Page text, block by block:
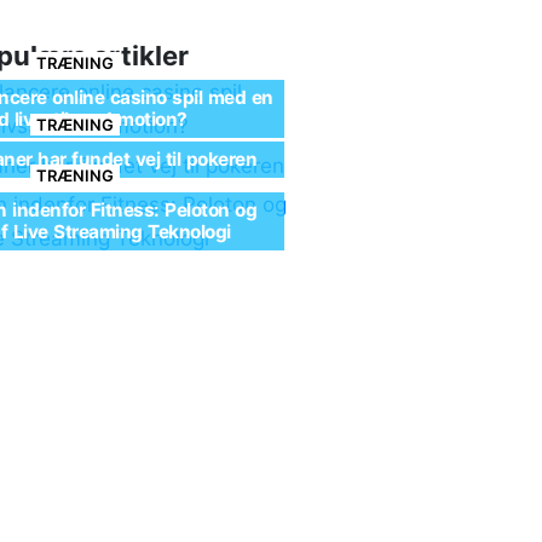
artikler
TRÆNING
online casino spil med en
livsstil med motion?
TRÆNING
har fundet vej til pokeren
TRÆNING
indenfor Fitness: Peloton og
Live Streaming Teknologi